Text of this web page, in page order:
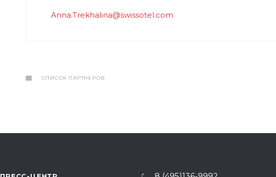
Anna.Trekhalina@swissotel.com
СПИСОК ПАРТНЕРОВ